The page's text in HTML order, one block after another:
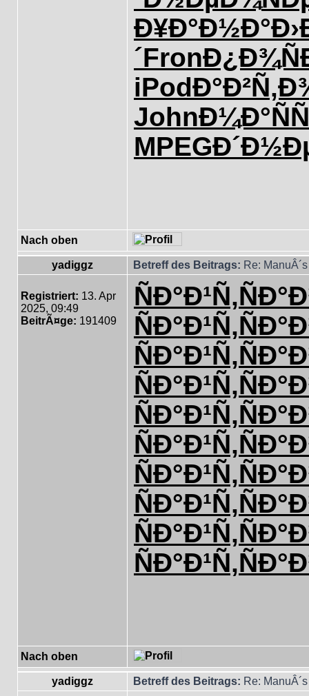
Ð¥Ð°Ð½Ð°
´Fron
iPod
John
MPEG
Nach oben
yadiggz Betreff des Beitrags: Re:
Registriert: 13. Apr
2025, 09:49
BeitrÃ¤ge: 191409
ÑÐ°Ð¹Ñ‚
ÑÐ°Ð¹Ñ‚
ÑÐ°Ð¹Ñ‚
ÑÐ°Ð¹Ñ‚
ÑÐ°Ð¹Ñ‚
ÑÐ°Ð¹Ñ‚
ÑÐ°Ð¹Ñ‚
ÑÐ°Ð¹Ñ‚
ÑÐ°Ð¹Ñ‚
ÑÐ°Ð¹Ñ‚
Nach oben
yadiggz Betreff des Beitrags: Re: